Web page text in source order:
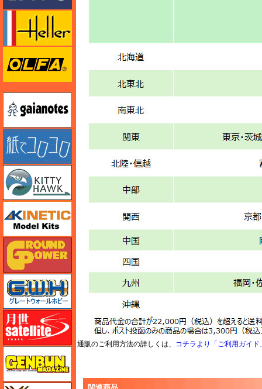
通販のご利用方法の詳しくは、 コチラより「ご利用ガイド
ガイアノーツ
キティホーク
ガリレオ出版 グランドパワー
グレートウォールホビー
月世 サテライトツールス
ゴールドメダルモデルズ